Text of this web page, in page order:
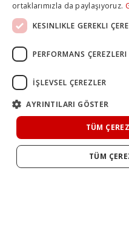
ortaklarımızla da paylaşıyoruz.
KESINLIKLE GEREKLI
PERFORMANS ÇEREZLERI
İŞLEVSEL ÇEREZLER
AYRINTILARI GÖSTER
TÜM
TÜM